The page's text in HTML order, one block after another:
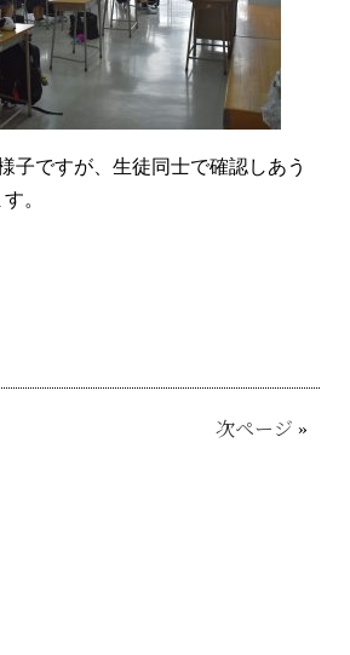
子ですが、生徒同士で確認しあう
。
次ページ »